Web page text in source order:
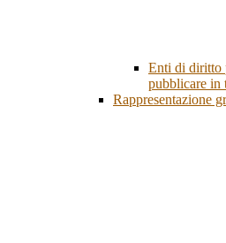
Enti di diritto
pubblicare in
Rappresentazione